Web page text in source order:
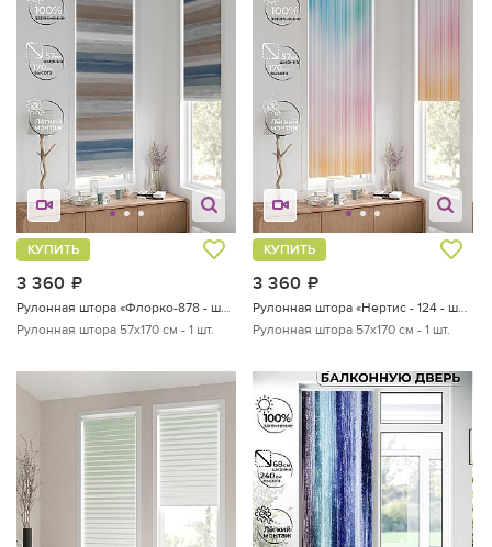
3 360
КУПИТЬ
Рулонная штора «Флорко-878 - ширина 57 см, длина 170 см.»
Рулонная штора 57х170 см - 1 шт.
3 360
КУПИТЬ
Рулонная штора «Нертис - 124 - ширина 57 см»
Рулонная штора 57х170 см - 1 шт.